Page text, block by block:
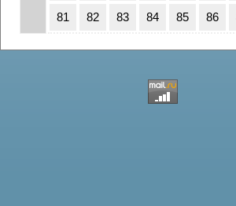
81 82 83 84 85 86